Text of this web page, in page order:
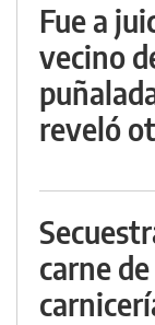
Fue a
vecino
reveló
carne